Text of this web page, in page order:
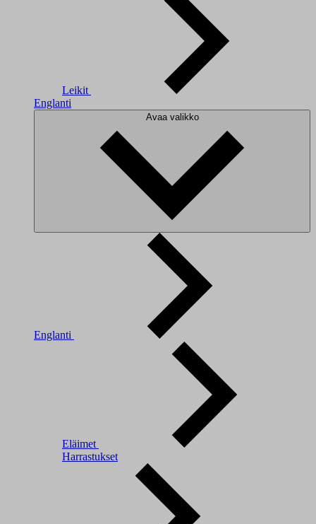
Leikit
Englanti
Avaa valikko
Englanti
Eläimet
Harrastukset